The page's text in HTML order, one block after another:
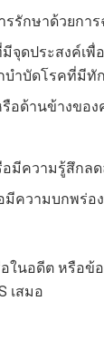
รรักษาด้วยกา
จุดประสงค์เ
บำบัดโรคที่มีทั
อด้านข้างขอ
อมีความรู้สึกลด
วามบกพร่อ
อดีต หรือข้อ
เสมอ